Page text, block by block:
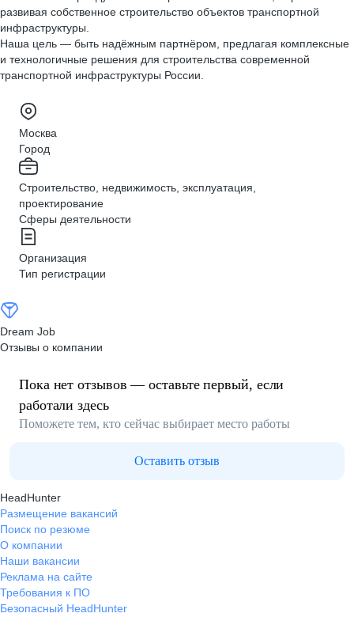
развивая собственное строительство объектов транспортной
инфраструктуры.
Наша цель — быть надёжным партнёром, предлагая комплексные
и технологичные решения для строительства современной
транспортной инфраструктуры России.
Москва
Город
Строительство, недвижимость, эксплуатация,
проектирование
Сферы деятельности
Организация
Тип регистрации
Dream Job
Отзывы о компании
Пока нет отзывов — оставьте первый, если
работали здесь
Поможете тем, кто сейчас выбирает место работы
Оставить отзыв
HeadHunter
Размещение вакансий
Поиск по резюме
О компании
Наши вакансии
Реклама на сайте
Требования к ПО
Безопасный HeadHunter